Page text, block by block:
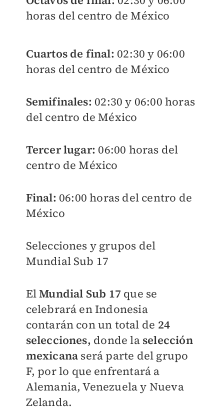
horas del centro de México
Cuartos de final: 02:30 y 06:00
horas del centro de México
Semifinales: 02:30 y 06:00 horas
del centro de México
Tercer lugar: 06:00 horas del
centro de México
Final: 06:00 horas del centro de
México
Selecciones y grupos del
Mundial Sub 17
ElMundial Sub 17 que se
celebrará en Indonesia
contarán con un total de 24
selecciones, donde laselección
mexicana será parte del grupo
F, por lo que enfrentará a
Alemania, Venezuela y Nueva
Zelanda.